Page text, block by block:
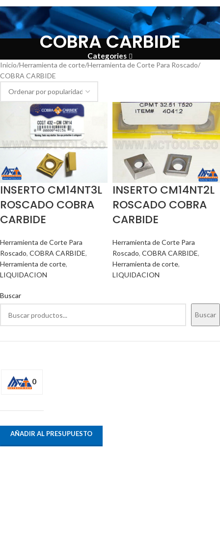
COBRA CARBIDE
Categories
Buscar
Buscar
0
AÑADIR AL PRESUPUESTO
Inicio Herramienta de corte Herramienta de Corte Para Roscado
COBRA CARBIDE
INSERTO CM14NT3L
ROSCADO COBRA
CARBIDE
Herramienta de Corte Para
Roscado, COBRA CARBIDE,
Herramienta de corte,
LIQUIDACION
INSERTO CM14NT2L
ROSCADO COBRA
CARBIDE
Herramienta de Corte Para
Roscado, COBRA CARBIDE,
Herramienta de corte,
LIQUIDACION